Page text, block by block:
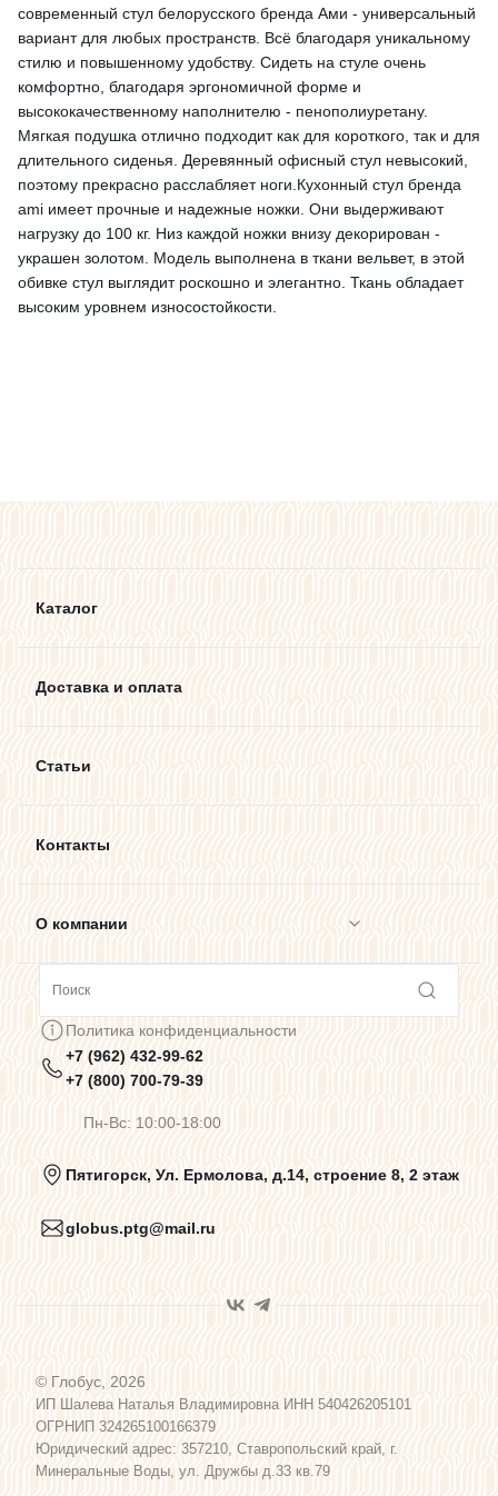
современный стул белорусского бренда Ами - универсальный
вариант для любых пространств. Всё благодаря уникальному
стилю и повышенному удобству. Сидеть на стуле очень
комфортно, благодаря эргономичной форме и
высококачественному наполнителю - пенополиуретану.
Мягкая подушка отлично подходит как для короткого, так и для
длительного сиденья. Деревянный офисный стул невысокий,
поэтому прекрасно расслабляет ноги.Кухонный стул бренда
ami имеет прочные и надежные ножки. Они выдерживают
нагрузку до 100 кг. Низ каждой ножки внизу декорирован -
украшен золотом. Модель выполнена в ткани вельвет, в этой
обивке стул выглядит роскошно и элегантно. Ткань обладает
высоким уровнем износостойкости.
Каталог
Доставка и оплата
Статьи
Контакты
О компании
Предупреждения о цветопередаче
Политика конфиденциальности
Пользовательское соглашение
Программа лояльности
Карта сайта
Политика конфиденциальности
+7 (962) 432-99-62
+7 (800) 700-79-39
Пн-Вс: 10:00-18:00
Пятигорск, Ул. Ермолова, д.14, строение 8, 2 этаж
globus.ptg@mail.ru
© Глобус, 2026
ИП Шалева Наталья Владимировна ИНН 540426205101
ОГРНИП 324265100166379
Юридический адрес: 357210, Ставропольский край, г.
Минеральные Воды, ул. Дружбы д.33 кв.79